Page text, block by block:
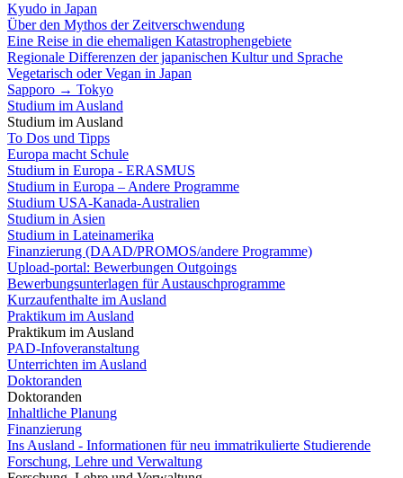
Kyudo in Japan
Über den Mythos der Zeitverschwendung
Eine Reise in die ehemaligen Katastrophengebiete
Regionale Differenzen der japanischen Kultur und Sprache
Vegetarisch oder Vegan in Japan
Sapporo → Tokyo
Studium im Ausland
Studium im Ausland
To Dos und Tipps
Europa macht Schule
Studium in Europa - ERASMUS
Studium in Europa – Andere Programme
Studium USA-Kanada-Australien
Studium in Asien
Studium in Lateinamerika
Finanzierung (DAAD/PROMOS/andere Programme)
Upload-portal: Bewerbungen Outgoings
Bewerbungsunterlagen für Austauschprogramme
Kurzaufenthalte im Ausland
Praktikum im Ausland
Praktikum im Ausland
PAD-Infoveranstaltung
Unterrichten im Ausland
Doktoranden
Doktoranden
Inhaltliche Planung
Finanzierung
Ins Ausland - Informationen für neu immatrikulierte Studierende
Forschung, Lehre und Verwaltung